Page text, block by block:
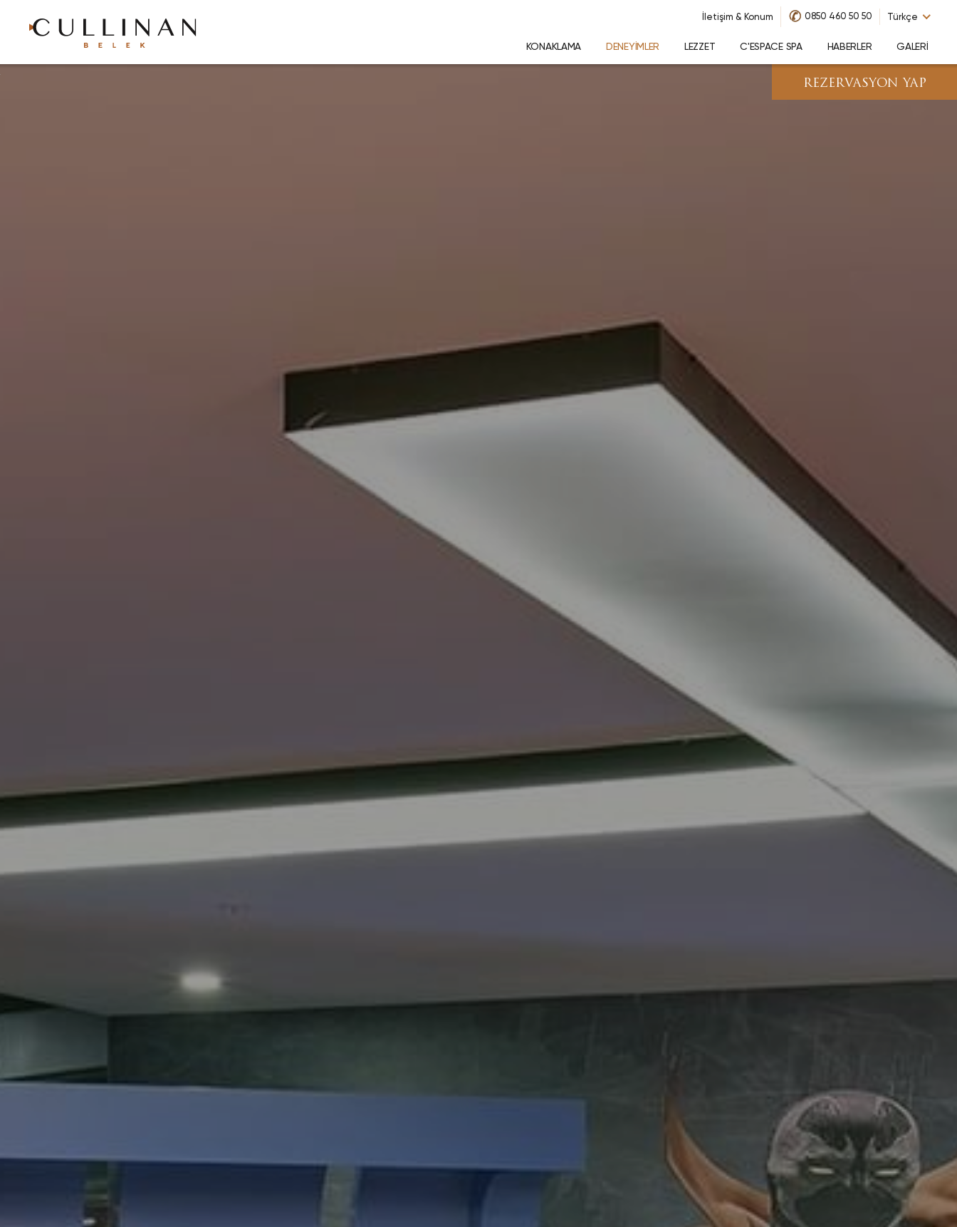
İletişim & Konum ✆ 0850 460 50 50 Türkçe
KONAKLAMA DENEYIMLER LEZZET C'ESPACE SPA HABERLER GALERI
REZERVASYON YAP